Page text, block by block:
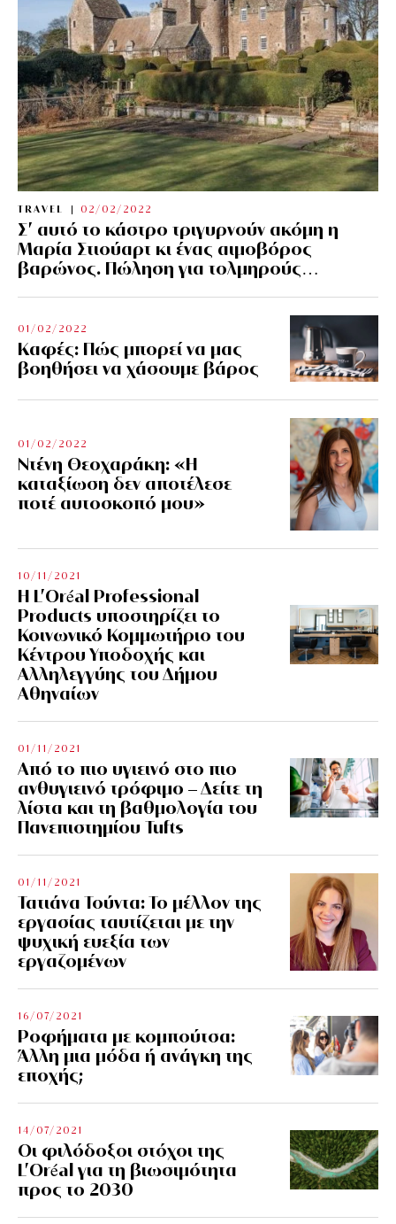
TRAVEL 02/02/2022
Σ’ αυτό το κάστρο τριγυρνούν ακόμη η
Μαρία Στιούαρτ κι ένας αιμοβόρος
βαρώνος. Πώληση για τολμηρούς…
01/02/2022
Kαφές: Πώς μπορεί να μας
βοηθήσει να χάσουμε βάρος
01/02/2022
Ντένη Θεοχαράκη: «Η
καταξίωση δεν αποτέλεσε
ποτέ αυτοσκοπό μου»
10/11/2021
Η L’Οréal Professional
Products υποστηρίζει το
Κοινωνικό Κομμωτήριο του
Κέντρου Υποδοχής και
Αλληλεγγύης του Δήμου
Αθηναίων
01/11/2021
Από το πιο υγιεινό στο πιο
ανθυγιεινό τρόφιμο – Δείτε τη
λίστα και τη βαθμολογία του
Πανεπιστημίου Tufts
01/11/2021
Τατιάνα Τούντα: Το μέλλον της
εργασίας ταυτίζεται με την
ψυχική ευεξία των
εργαζομένων
16/07/2021
Ροφήματα με κομπούτσα:
Άλλη μια μόδα ή ανάγκη της
εποχής;
14/07/2021
Οι φιλόδοξοι στόχοι της
L’Oréal για τη βιωσιμότητα
προς το 2030